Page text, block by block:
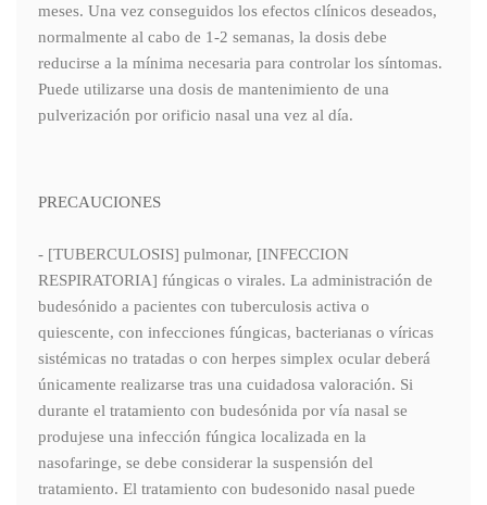
meses. Una vez conseguidos los efectos clínicos deseados,
normalmente al cabo de 1-2 semanas, la dosis debe
reducirse a la mínima necesaria para controlar los síntomas.
Puede utilizarse una dosis de mantenimiento de una
pulverización por orificio nasal una vez al día.
PRECAUCIONES
- [TUBERCULOSIS] pulmonar, [INFECCION
RESPIRATORIA] fúngicas o virales. La administración de
budesónido a pacientes con tuberculosis activa o
quiescente, con infecciones fúngicas, bacterianas o víricas
sistémicas no tratadas o con herpes simplex ocular deberá
únicamente realizarse tras una cuidadosa valoración. Si
durante el tratamiento con budesónida por vía nasal se
produjese una infección fúngica localizada en la
nasofaringe, se debe considerar la suspensión del
tratamiento. El tratamiento con budesonido nasal puede